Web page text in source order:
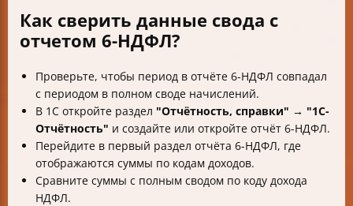
Как сверить данные свода с
отчетом 6-НДФЛ?
Проверьте, чтобы период в отчёте 6-НДФЛ совпадал
с периодом в полном своде начислений.
В 1С откройте раздел "Отчётность, справки" → "1С-
Отчётность" и создайте или откройте отчёт 6-НДФЛ.
Перейдите в первый раздел отчёта 6-НДФЛ, где
отображаются суммы по кодам доходов.
Сравните суммы с полным сводом по коду дохода
НДФЛ.